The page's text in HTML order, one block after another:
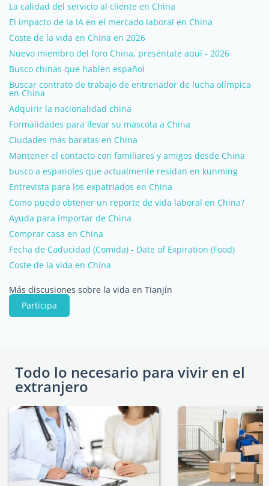
La calidad del servicio al cliente en China
El impacto de la IA en el mercado laboral en China
Coste de la vida en China en 2026
Nuevo miembro del foro China, preséntate aquí - 2026
Busco chinas que hablen español
Buscar contrato de trabajo de entrenador de lucha olímpica
en China
Adquirir la nacionalidad china
Formalidades para llevar su mascota a China
Ciudades más baratas en China
Mantener el contacto con familiares y amigos desde China
busco a espanoles que actualmente residan en kunming
Entrevista para los expatriados en China
Como puedo obtener un reporte de vida laboral en China?
Ayuda para importar de China
Comprar casa en China
Fecha de Caducidad (Comida) - Date of Expiration (Food)
Coste de la vida en China
Más discusiones sobre la vida en Tianjín
Participa
Todo lo necesario para vivir en el
extranjero